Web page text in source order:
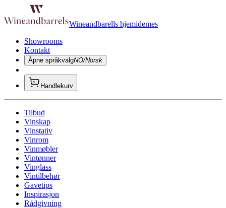
Wineandbarells hjemidemes
Showrooms
Kontakt
Åpne språkvalgNO/Norsk
Handlekurv
Tilbud
Vinskap
Vinstativ
Vinrom
Vinmøbler
Vintønner
Vinglass
Vintilbehør
Gavetips
Inspirasjon
Rådgivning